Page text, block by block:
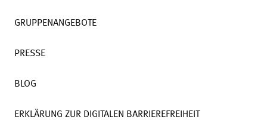
GRUPPENANGEBOTE
PRESSE
BLOG
ERKLÄRUNG ZUR DIGITALEN BARRIEREFREIHEIT